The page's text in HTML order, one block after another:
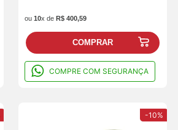
ou 10x de R$ 400,59
COMPRAR
COMPRE COM SEGURANÇA
-10%